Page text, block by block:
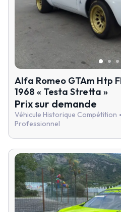
Alfa Romeo GTAm Htp
1968 « Testa Stretta »
Prix sur demande
Véhicule Historique Compétition
Professionnel